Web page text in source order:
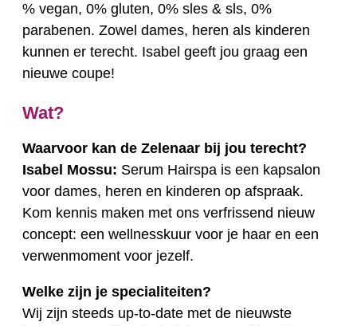
% vegan, 0% gluten, 0% sles & sls, 0%
parabenen. Zowel dames, heren als kinderen
kunnen er terecht. Isabel geeft jou graag een
nieuwe coupe!
Wat?
Waarvoor kan de Zelenaar bij jou terecht?
Isabel Mossu: Serum Hairspa is een kapsalon
voor dames, heren en kinderen op afspraak.
Kom kennis maken met ons verfrissend nieuw
concept: een wellnesskuur voor je haar en een
verwenmoment voor jezelf.
Welke zijn je specialiteiten?
Wij zijn steeds up-to-date met de nieuwste